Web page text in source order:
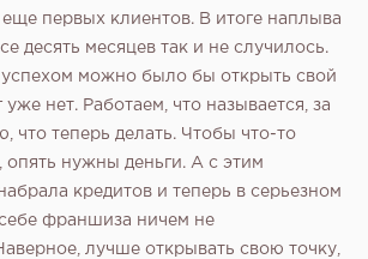
первых клиентов. В итоге наплыва
десять месяцев так и не случилось.
можно было бы открыть свой
уже нет. Работаем, что называется, за
что теперь делать. Чтобы что-то
опять нужны деньги. А с этим
кредитов и теперь в серьезном
франшиза ничем не
лучше открывать свою точку,